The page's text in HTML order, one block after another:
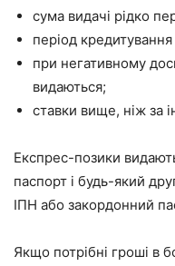
сума видачі рідко
період
при негативному
видаються;
ставки вище, ніж за
Експрес-позики
паспорт і будь-який
ІПН або закордонний
Якщо потрібні гроші в